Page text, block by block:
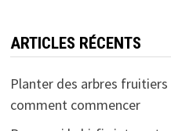
ARTICLES RÉCENTS
Planter des arbres
comment commencer